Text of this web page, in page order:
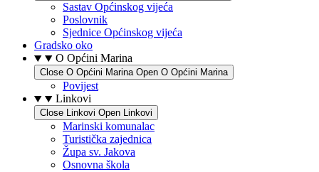
Sastav Općinskog vijeća
Poslovnik
Sjednice Općinskog vijeća
Gradsko oko
O Općini Marina
Close O Općini Marina Open O Općini Marina
Povijest
Linkovi
Close Linkovi Open Linkovi
Marinski komunalac
Turistička zajednica
Župa sv. Jakova
Osnovna škola